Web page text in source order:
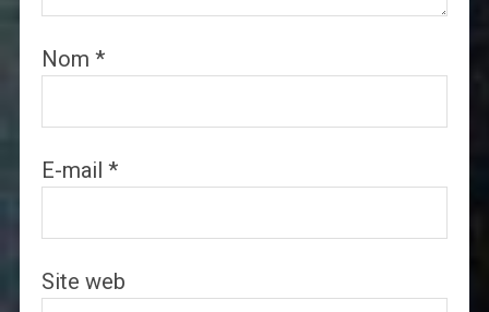
Nom *
E-mail *
Site web